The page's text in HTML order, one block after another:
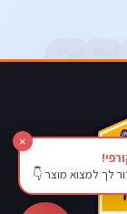
×
לך למצוא מוצר 👇